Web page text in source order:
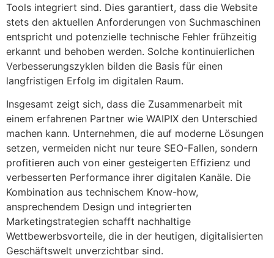
Tools integriert sind. Dies garantiert, dass die Website
stets den aktuellen Anforderungen von Suchmaschinen
entspricht und potenzielle technische Fehler frühzeitig
erkannt und behoben werden. Solche kontinuierlichen
Verbesserungszyklen bilden die Basis für einen
langfristigen Erfolg im digitalen Raum.
Insgesamt zeigt sich, dass die Zusammenarbeit mit
einem erfahrenen Partner wie WAIPIX den Unterschied
machen kann. Unternehmen, die auf moderne Lösungen
setzen, vermeiden nicht nur teure SEO-Fallen, sondern
profitieren auch von einer gesteigerten Effizienz und
verbesserten Performance ihrer digitalen Kanäle. Die
Kombination aus technischem Know-how,
ansprechendem Design und integrierten
Marketingstrategien schafft nachhaltige
Wettbewerbsvorteile, die in der heutigen, digitalisierten
Geschäftswelt unverzichtbar sind.